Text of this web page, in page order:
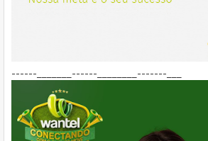
------_______------________-------___